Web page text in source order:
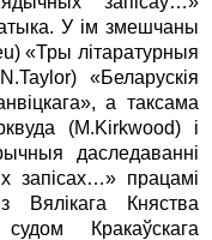
У iм змешчаны
«Тры лiтаратурныя
«Беларускiя
а таксама
(M.Kirkwood) i
даследаваннi
запiсах…» працамi
Вялiкага Княства
Кракаўскага